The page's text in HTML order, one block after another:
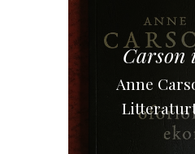
Carson
Anne